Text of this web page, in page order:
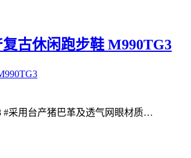
古休闲跑步鞋 M990TG3
#采用台产猪巴革及透气网眼材质…